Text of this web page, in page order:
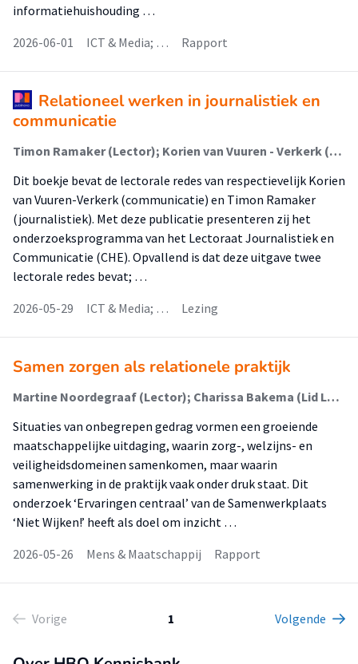
informatiehuishouding …
2026-06-01
ICT & Media; … Rapport
Relationeel werken in journalistiek en
communicatie
Timon Ramaker (Lector); Korien van Vuuren - Verkerk (Lector)
Dit boekje bevat de lectorale redes van respectievelijk Korien
van Vuuren-Verkerk (communicatie) en Timon Ramaker
(journalistiek). Met deze publicatie presenteren zij het
onderzoeksprogramma van het Lectoraat Journalistiek en
Communicatie (CHE). Opvallend is dat deze uitgave twee
lectorale redes bevat; …
2026-05-29
ICT & Media; … Lezing
Samen zorgen als relationele praktijk
Martine Noordegraaf (Lector); Charissa Bakema (Lid Lectoraat); Henrike van de Watering (Onderzoeker)
Situaties van onbegrepen gedrag vormen een groeiende
maatschappelijke uitdaging, waarin zorg-, welzijns- en
veiligheidsdomeinen samenkomen, maar waarin
samenwerking in de praktijk vaak onder druk staat. Dit
onderzoek ‘Ervaringen centraal’ van de Samenwerkplaats
‘Niet Wijken!’ heeft als doel om inzicht …
2026-05-26
Mens & Maatschappij Rapport
Vorige 1 Volgende